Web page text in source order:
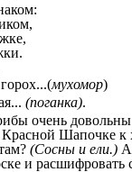
мухомор)
(поганка).
очень
Шапочке к
(Сосны и ели.) А
и расшифровать